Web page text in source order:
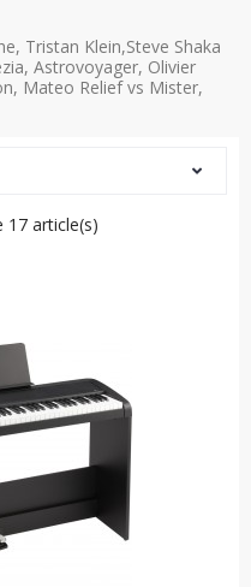
Tristan Klein,Steve Shaka
Astrovoyager, Olivier
Mateo Relief vs Mister,
17 article(s)